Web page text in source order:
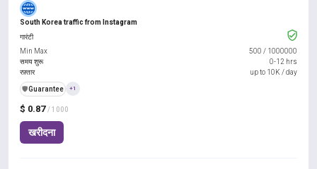
South Korea traffic from Instagram
$ 0.87 / 1000
खरीदना
गारंटी
Min Max
500 / 1000000
समय शुरू
0-12 hrs
रफ़्तार
up to 10K / day
️🛡️Guarantee +1